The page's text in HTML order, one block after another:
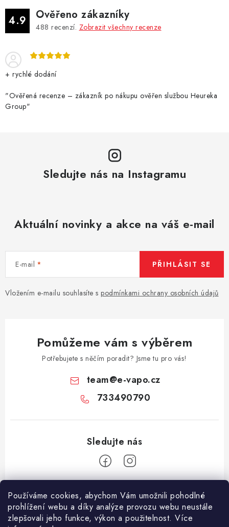
Používáme cookies, abychom Vám umožnili pohodlné
prohlížení webu a díky analýze provozu webu neustále
zlepšovali jeho funkce, výkon a použitelnost. Více
4.9 Ověřeno zákazníky
488 recenzí. Zobrazit všechny recenze
+ rychlé dodání
"Ověřená recenze – zákazník po nákupu ověřen službou Heureka
Group"
Sledujte nás na Instagramu
Aktuální novinky a akce na váš e-mail
E-mail
Vložením e-mailu souhlasíte s podmínkami ochrany osobních údajů
PŘIHLÁSIT SE
Pomůžeme vám s výběrem
Potřebujete s něčím poradit? Jsme tu pro vás!
team@e-vapo.cz
733490790
Facebook